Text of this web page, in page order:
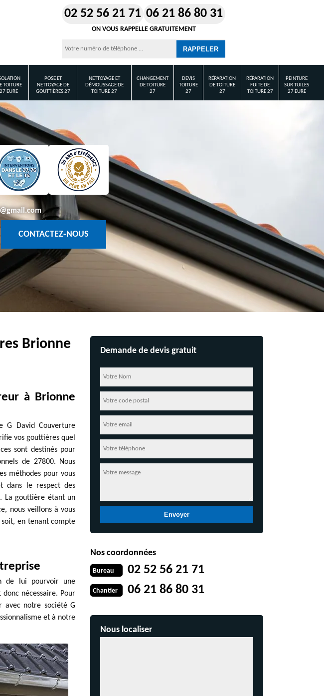
02 52 56 21 71 06 21 86 80 31
ON VOUS RAPPELLE GRATUITEMENT
TOITURE
27 EURE
POSE ET
NETTOYAGE DE
GOUTTIÈRES 27
NETTOYAGE ET
DÉMOUSSAGE DE
TOITURE 27
CHANGEMENT
DE TOITURE
27
DEVIS
TOITURE
27
RÉPARATION
DE TOITURE
27
RÉPARATION
FUITE DE
TOITURE 27
PEINTURE
SUR TUILES
27 EURE
CONTACTEZ-NOUS
Brionne
à Brionne
G David Couverture
vos gouttières quel
sont destinés pour
de 27800. Nous
méthodes pour vous
dans le respect des
La gouttière étant un
nous veillons à vous
en tenant compte
de lui pourvoir une
nécessaire. Pour
avec notre société G
et à notre
Demande de devis gratuit
Nos coordonnées
Bureau 02 52 56 21 71
Chantier 06 21 86 80 31
Nous localiser